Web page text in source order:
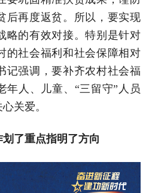
后再度返贫。所以，要实现
略的有效对接。特别是针对
的社会福利和社会保障相对
记强调，要补齐农村社会福
年人、儿童、“三留守”人员
关爱。
了重点指明了方向